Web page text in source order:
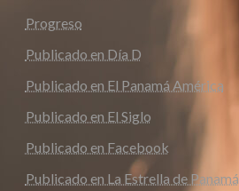
Progreso
Publicado en Día D
Publicado en El Panamá América
Publicado en El Siglo
Publicado en Facebook
Publicado en La Estrella de Panamá